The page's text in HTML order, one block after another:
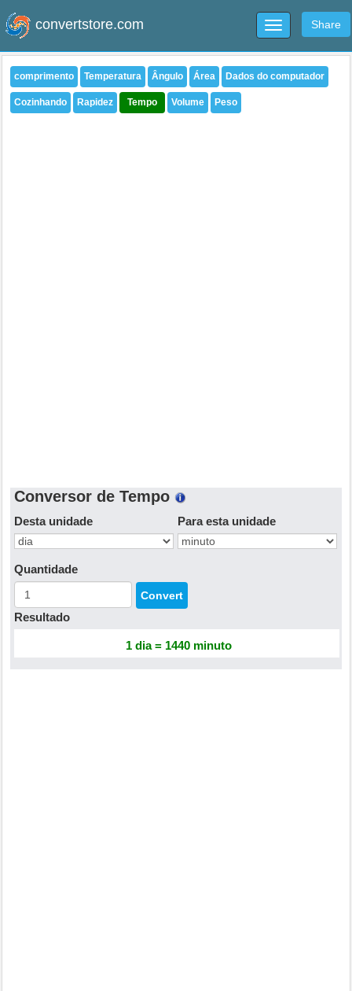
Toggle
navigation
Share
convertstore.com
comprimento Temperatura Ângulo Área Dados do computador
Cozinhando Rapidez Tempo Volume Peso
Conversor de Tempo
Desta unidade Para esta unidade
Quantidade
Resultado
1 dia = 1440 minuto